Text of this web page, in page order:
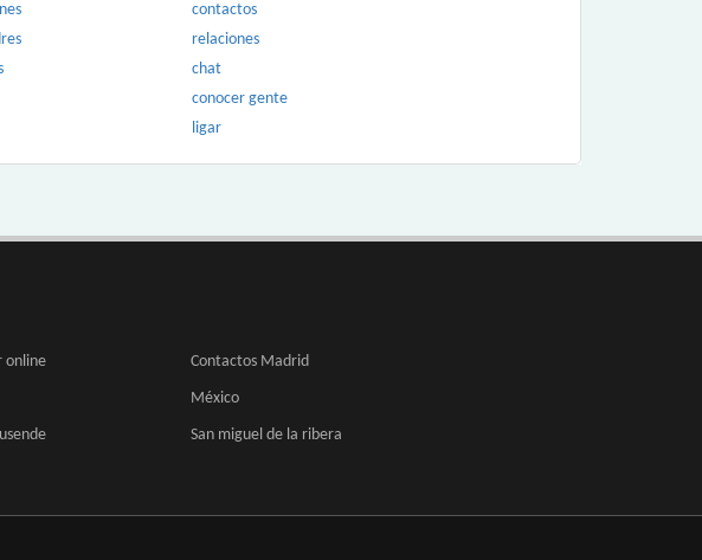
contactos
relaciones
chat
conocer gente
ligar
online Contactos Madrid
México
San miguel de la ribera